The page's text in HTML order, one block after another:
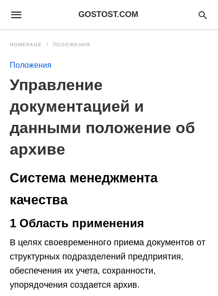
GOSTOST.COM
HOMEPAGE ПОЛОЖЕНИЯ
Положения
Управление
документацией и
данными положение об
архиве
Система менеджмента
качества
1 Область применения
В целях своевременного приема документов от
структурных подразделений предприятия,
обеспечения их учета‚ сохранности,
упорядочения создается архив.